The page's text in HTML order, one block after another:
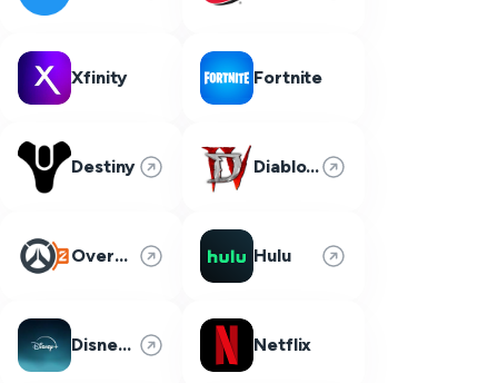
Xfinity Fortnite
Destiny Diablo 4
Overwatch 2 Hulu
Disney Plus Netflix